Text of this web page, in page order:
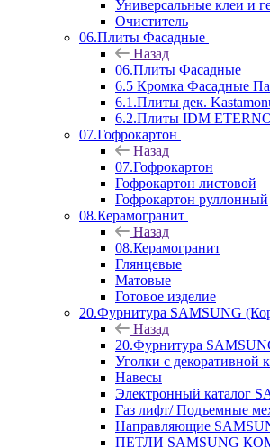
Универсальные клеи и
Очиститель
06.Плиты Фасадные
Назад
06.Плиты Фасадные
6.5 Кромка Фасадные
6.1.Плиты дек.
6.2.Плиты IDM
07.Гофрокартон
Назад
07.Гофрокартон
Гофрокартон листовой
Гофрокартон руллонный
08.Керамогранит
Назад
08.Керамогранит
Глянцевые
Матовые
Готовое изделие
20.Фурнитура SAMSUNG
Назад
20.Фурнитура
Уголки с декоративной
Навесы
Электронный каталог
Газ лифт/ Подъемные
Направляющие
ПЕТЛИ SAMSUNG